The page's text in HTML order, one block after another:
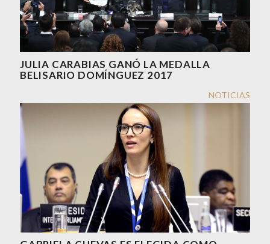
JULIA CARABIAS GANÓ LA MEDALLA
BELISARIO DOMÍNGUEZ 2017
NOTICIAS